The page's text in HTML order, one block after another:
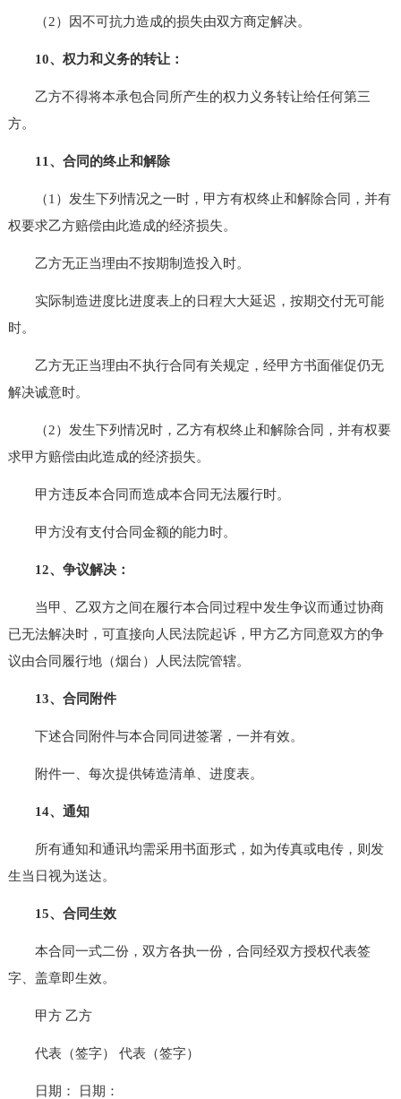
（2）因不可抗力造成的损失由双方商定解决。
10、权力和义务的转让：
乙方不得将本承包合同所产生的权力义务转让给任何第三
方。
11、合同的终止和解除
（1）发生下列情况之一时，甲方有权终止和解除合同，并有
权要求乙方赔偿由此造成的经济损失。
乙方无正当理由不按期制造投入时。
实际制造进度比进度表上的日程大大延迟，按期交付无可能
时。
乙方无正当理由不执行合同有关规定，经甲方书面催促仍无
解决诚意时。
（2）发生下列情况时，乙方有权终止和解除合同，并有权要
求甲方赔偿由此造成的经济损失。
甲方违反本合同而造成本合同无法履行时。
甲方没有支付合同金额的能力时。
12、争议解决：
当甲、乙双方之间在履行本合同过程中发生争议而通过协商
已无法解决时，可直接向人民法院起诉，甲方乙方同意双方的争
议由合同履行地（烟台）人民法院管辖。
13、合同附件
下述合同附件与本合同同进签署，一并有效。
附件一、每次提供铸造清单、进度表。
14、通知
所有通知和通讯均需采用书面形式，如为传真或电传，则发
生当日视为送达。
15、合同生效
本合同一式二份，双方各执一份，合同经双方授权代表签
字、盖章即生效。
甲方 乙方
代表（签字） 代表（签字）
日期： 日期：